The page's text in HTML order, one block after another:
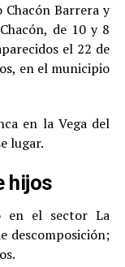
Chacón Barrera y
de 10 y 8
el 22 de
en el municipio
en la Vega del
lugar.
hijos
en el sector La
descomposición;